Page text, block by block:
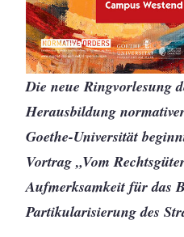
Die neue Ringvorlesung
Herausbildung
Goethe-Universität
Vortrag „Vom
Aufmerksamkeit für das
Partikularisierung des